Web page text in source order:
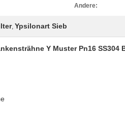
Andere:
, Ypsilonart Sieb
Y Muster Pn16 SS304